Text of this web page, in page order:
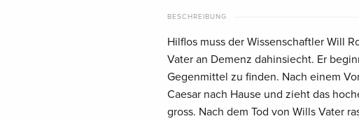
BESCHREIBUNG
Hilflos muss der Wissenschaftler Will
Vater an Demenz dahinsiecht. Er
Gegenmittel zu finden. Nach einem
Caesar nach Hause und zieht das
gross. Nach dem Tod von Wills Vater